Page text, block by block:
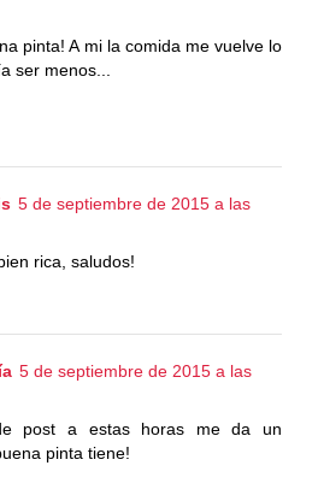
pinta! A mi la comida me vuelve lo
ser menos...
5 de septiembre de 2015 a las
rica, saludos!
5 de septiembre de 2015 a las
post a estas horas me da un
pinta tiene!